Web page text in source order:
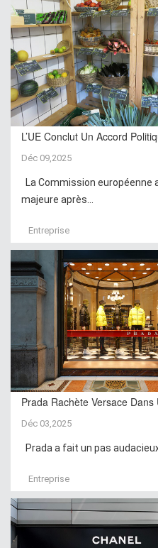
L’UE Conclut Un Accord
Déc 09,2025
La Commission européenne
majeure après...
Entreprise
Prada Rachète Versace
Déc 03,2025
Prada a fait un pas
Entreprise